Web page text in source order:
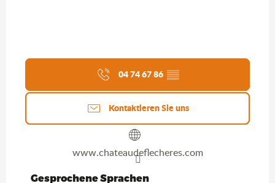
04 74 67 86 ▒▒
Kontaktieren Sie uns
www.chateaudeflecheres.com
Gesprochene Sprachen
Gesprochene Sprachen